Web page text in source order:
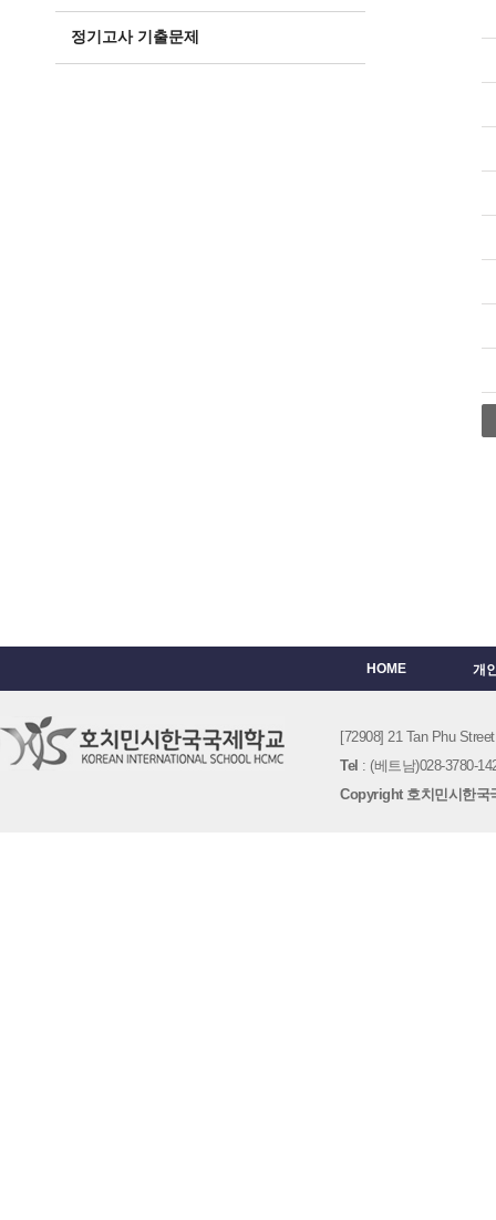
정기고사 기출문제
HOME 개
[72908] 21 Tan Phu
Tel : (베트남)028-3780-
Copyright 호치민시한국